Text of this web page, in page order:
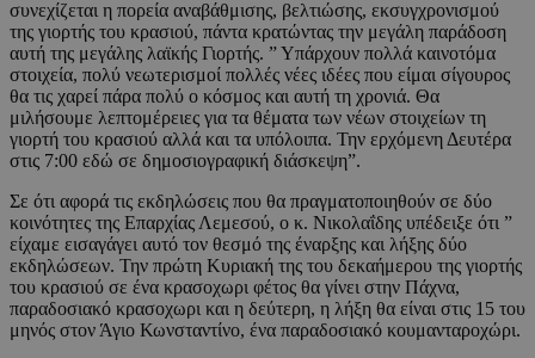
συνεχίζεται η πορεία αναβάθμισης, βελτιώσης, εκσυγχρονισμού
της γιορτής του κρασιού, πάντα κρατώντας την μεγάλη παράδοση
αυτή της μεγάλης λαϊκής Γιορτής. ” Υπάρχουν πολλά καινοτόμα
στοιχεία, πολύ νεωτερισμοί πολλές νέες ιδέες που είμαι σίγουρος
θα τις χαρεί πάρα πολύ ο κόσμος και αυτή τη χρονιά. Θα
μιλήσουμε λεπτομέρειες για τα θέματα των νέων στοιχείων τη
γιορτή του κρασιού αλλά και τα υπόλοιπα. Την ερχόμενη Δευτέρα
στις 7:00 εδώ σε δημοσιογραφική διάσκεψη”.
Σε ότι αφορά τις εκδηλώσεις που θα πραγματοποιηθούν σε δύο
κοινότητες της Επαρχίας Λεμεσού, ο κ. Νικολαΐδης υπέδειξε ότι ”
είχαμε εισαγάγει αυτό τον θεσμό της έναρξης και λήξης δύο
εκδηλώσεων. Την πρώτη Κυριακή της του δεκαήμερου της γιορτής
του κρασιού σε ένα κρασοχωρι φέτος θα γίνει στην Πάχνα,
παραδοσιακό κρασοχωρι και η δεύτερη, η λήξη θα είναι στις 15 του
μηνός στον Άγιο Κωνσταντίνο, ένα παραδοσιακό κουμανταροχώρι.